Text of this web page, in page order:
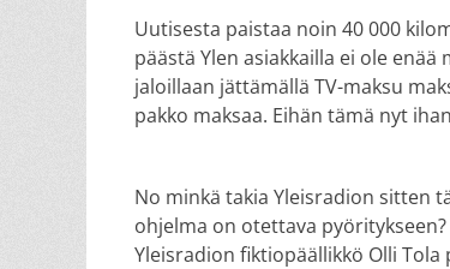
Uutisesta paistaa noin 40 000
päästä Ylen asiakkailla ei ole
jaloillaan jättämällä TV-maksu
pakko maksaa. Eihän tämä nyt
No minkä takia Yleisradion sitten
ohjelma on otettava
Yleisradion fiktiopäällikkö Olli